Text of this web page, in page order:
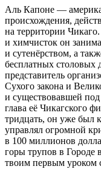
Аль Капоне —
происхождения,
на территории
и химчисток он
и сутенёрством, а
бесплатных столовых
представитель
Сухого закона и
и существовавшей
глава её Чикагского
тридцать, он уже был
управлял огромной
в 100 миллионов
горы трупов в Городе
твоим первым уроком